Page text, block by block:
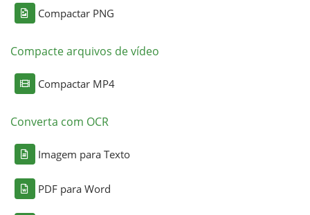
Compactar PNG
Compacte arquivos de vídeo
Compactar MP4
Converta com OCR
Imagem para Texto
PDF para Word